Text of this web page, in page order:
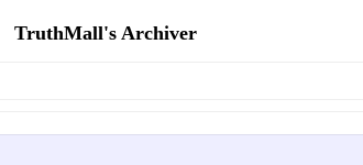
TruthMall's Archiver